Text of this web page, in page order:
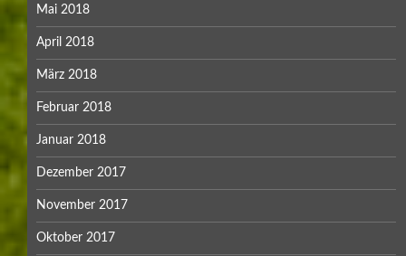
Mai 2018
April 2018
März 2018
Februar 2018
Januar 2018
Dezember 2017
November 2017
Oktober 2017